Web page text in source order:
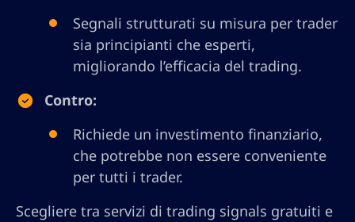
Segnali strutturati su misura per trader
sia principianti che esperti,
migliorando l’efficacia del trading.
Contro:
Richiede un investimento finanziario,
che potrebbe non essere conveniente
per tutti i trader.
Scegliere tra servizi di trading signals gratuiti e